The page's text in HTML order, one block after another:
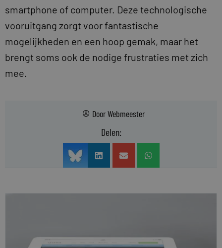
smartphone of computer. Deze technologische
vooruitgang zorgt voor fantastische
mogelijkheden en een hoop gemak, maar het
brengt soms ook de nodige frustraties met zich
mee.
DoorWebmeester
Delen: